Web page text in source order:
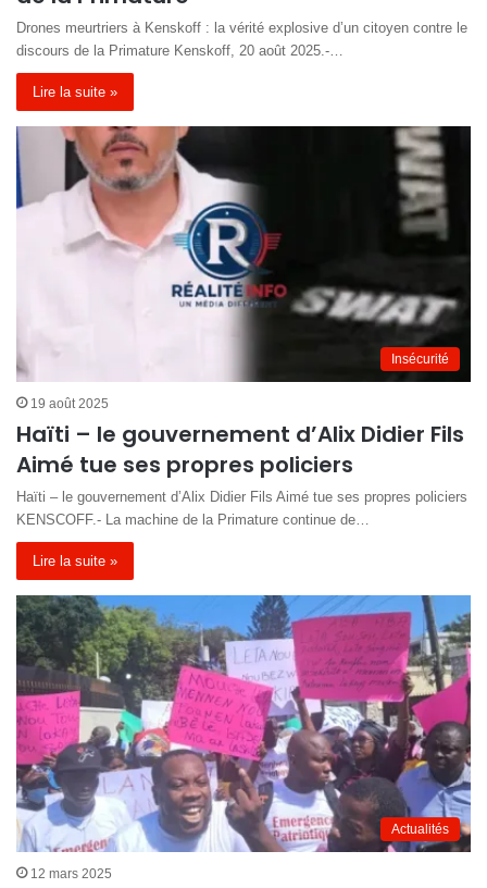
Drones meurtriers à Kenskoff : la vérité explosive d’un citoyen contre le
discours de la Primature Kenskoff, 20 août 2025.-…
Lire la suite »
Insécurité
19 août 2025
Haïti – le gouvernement d’Alix Didier Fils
Aimé tue ses propres policiers
Haïti – le gouvernement d’Alix Didier Fils Aimé tue ses propres policiers
KENSCOFF.- La machine de la Primature continue de…
Lire la suite »
Actualités
12 mars 2025